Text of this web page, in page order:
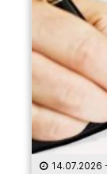
14.07.2026